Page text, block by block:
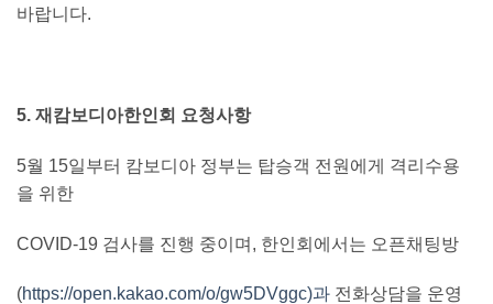
바랍니다.
5. 재캄보디아한인회 요청사항
5월 15일부터 캄보디아 정부는 탑승객 전원에게 격리수용
을 위한
COVID-19 검사를 진행 중이며, 한인회에서는 오픈채팅방
(https://open.kakao.com/o/gw5DVggc)과 전화상담을 운영